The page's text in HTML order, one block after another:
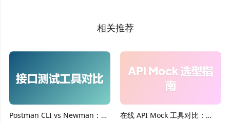
相关推荐
Postman CLI vs Newman：你
在线 API Mock 工具对比：